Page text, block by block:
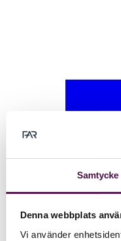
Samtycke
Denna webbplats
Vi använder